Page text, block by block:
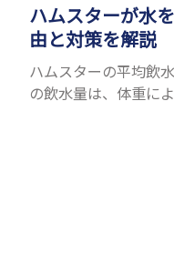
ハムスターが水
由と対策を解説
ハムスターの平均飲
の飲水量は、体重に